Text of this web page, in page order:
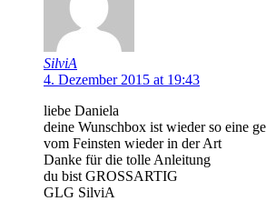
SilviA
4. Dezember 2015 at 19:43
liebe Daniela
deine Wunschbox ist wieder so eine
vom Feinsten wieder in der Art
Danke für die tolle Anleitung
du bist GROSSARTIG
GLG SilviA